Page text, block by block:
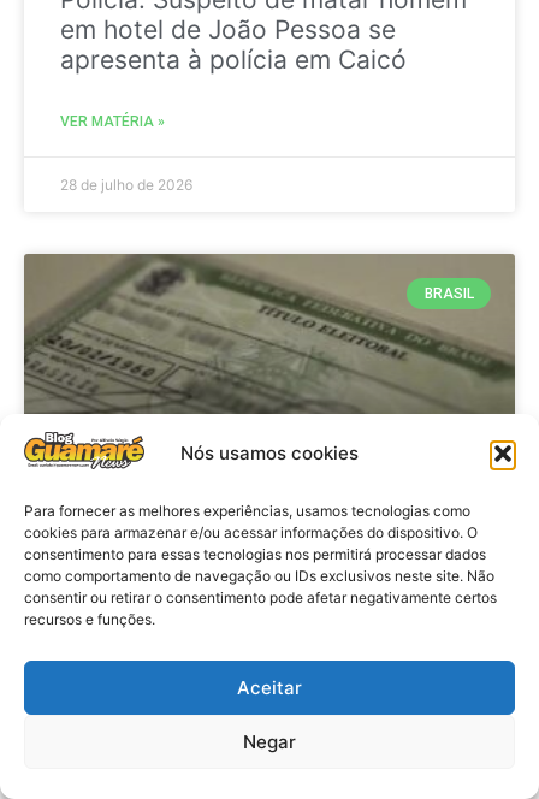
Nós usamos cookies
Para fornecer as melhores experiências, usamos tecnologias como
cookies para armazenar e/ou acessar informações do dispositivo. O
consentimento para essas tecnologias nos permitirá processar dados
como comportamento de navegação ou IDs exclusivos neste site. Não
consentir ou retirar o consentimento pode afetar negativamente certos
recursos e funções.
Aceitar
Negar
em hotel de João Pessoa se
apresenta à polícia em Caicó
VER MATÉRIA »
28 de julho de 2026
BRASIL
Brasil: Policia Federal investiga
753 casos de crimes eleitorais
antes das eleições